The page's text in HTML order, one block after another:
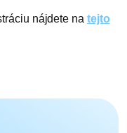
nájdete na tejto